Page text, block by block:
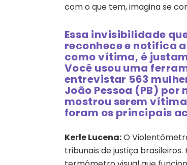
com o que tem, imagina se
Essa invisibilidade
reconhece e notifica
como vítima, é
Você usou uma
entrevistar 563
João Pessoa (PB)
mostrou serem
foram os principais
Kerle Lucena:O
tribunais de justiça brasileiros.